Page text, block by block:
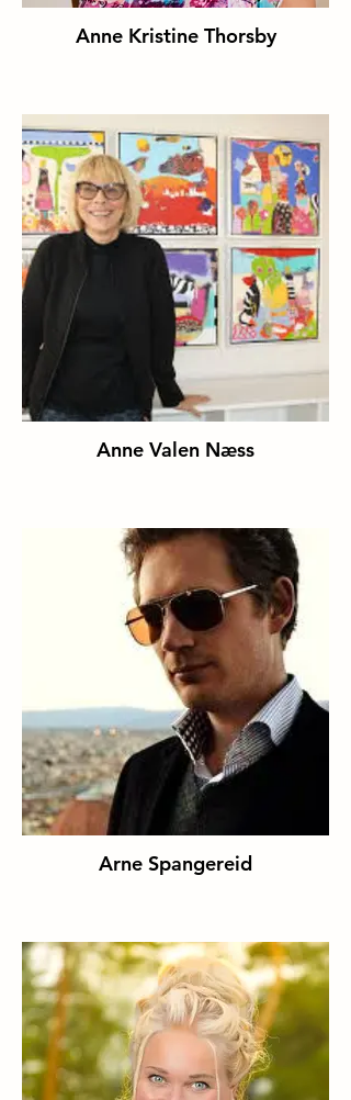
Anne Kristine Thorsby
Anne Valen Næss
Arne Spangereid